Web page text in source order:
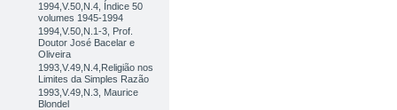
1994,V.50,N.4, Índice 50
volumes 1945-1994
1994,V.50,N.1-3, Prof.
Doutor José Bacelar e
Oliveira
1993,V.49,N.4,Religião nos
Limites da Simples Razão
1993,V.49,N.3, Maurice
Blondel